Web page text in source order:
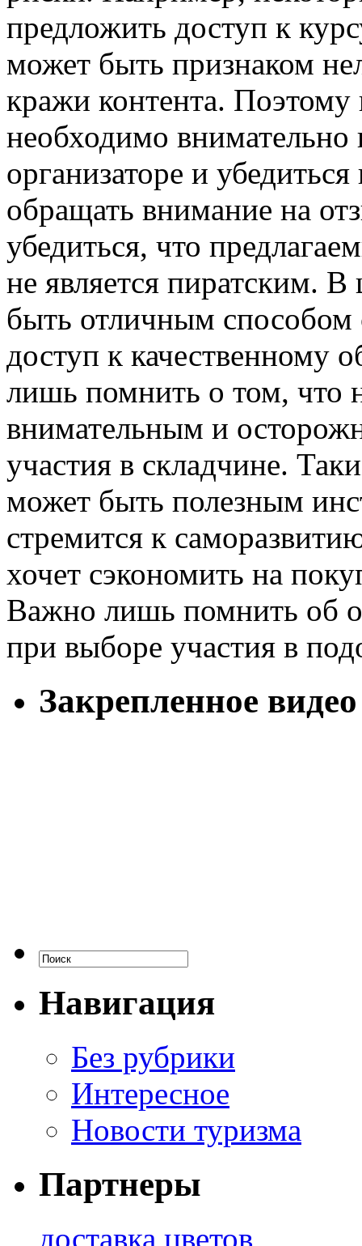
предложить доступ к
может быть признаком
кражи контента. Поэтому
необходимо
организаторе и
обращать внимание на
убедиться, что
не является пиратским.
быть отличным способом
доступ к качественному
лишь помнить о том, что
внимательным и
участия в складчине.
может быть полезным
стремится к
хочет сэкономить на
Важно лишь помнить об
при выборе участия в
Закрепленное видео
Навигация
Без рубрики
Интересное
Новости туризма
Партнеры
доставка цветов